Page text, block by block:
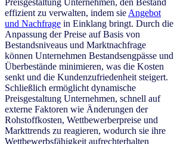
Preisgestaltung Unternehmen, den Bestand
effizient zu verwalten, indem sieAngebot
und Nachfrage in Einklang bringt. Durch die
Anpassung der Preise auf Basis von
Bestandsniveaus und Marktnachfrage
können Unternehmen Bestandsengpässe und
Überbestände minimieren, was die Kosten
senkt und die Kundenzufriedenheit steigert.
Schließlich ermöglicht dynamische
Preisgestaltung Unternehmen, schnell auf
externe Faktoren wie Änderungen der
Rohstoffkosten, Wettbewerberpreise und
Markttrends zu reagieren, wodurch sie ihre
Wettbewerbsfähigkeit aufrechterhalten